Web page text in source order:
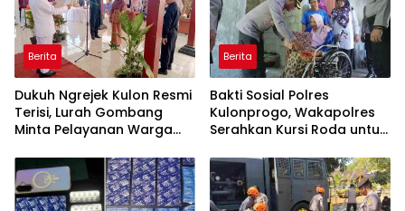
Berita
Dukuh Ngrejek Kulon Resmi
Terisi, Lurah Gombang
Minta Pelayanan Warga
Berita
Bakti Sosial Polres
Kulonprogo, Wakapolres
Serahkan Kursi Roda untuk